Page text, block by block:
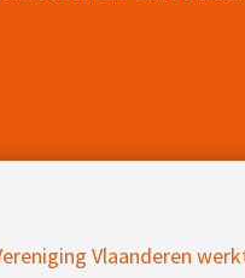
Vlaanderen